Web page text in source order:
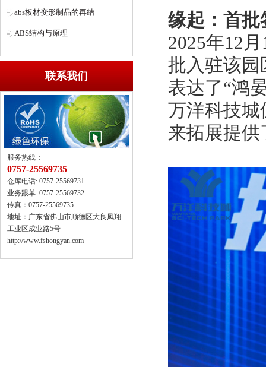
abs板材变形制品的再结
ABS结构与原理
联系我们
服务热线：
0757-25569735
仓库电话: 0757-25569731
业务跟单: 0757-25569732
传真：0757-25569735
地址：广东省佛山市顺德区大良凤翔
工业区成业路5号
http://www.fshongyan.com
缘起：首批
2025年12
批入驻该园
表达了“鸿
万洋科技城
来拓展提供